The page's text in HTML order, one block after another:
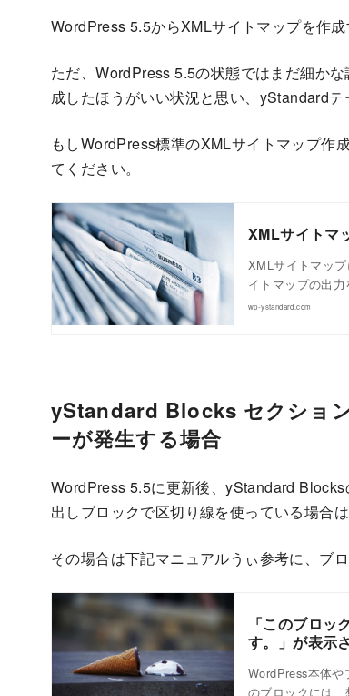
WordPress 5.5からXMLサイトマップを作成
ただ、WordPress 5.5の状態ではまだ細か
成したほうがいい状況と思い、yStandard
もしWordPress標準のXMLサイトマップ作
てください。
XMLサイトマ
XMLサイトマッ
イトマップの出
wp-ystandard.com
yStandard Blocks セクショ
ーが発生する場合
WordPress 5.5に更新後、yStandard
出しブロックで区切り線を使っている場合
その場合は下記マニュアルうぃ参考に、ブ
「このブロ
す。」が表示
WordPress本体
のブロックには、